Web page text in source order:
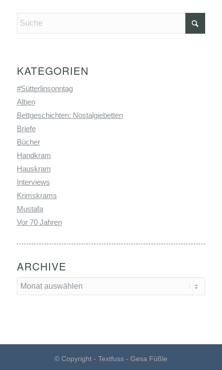
KATEGORIEN
#Sütterlinsonntag
Alben
Bettgeschichten: Nostalgiebetten
Briefe
Bücher
Handkram
Hauskram
Interviews
Krimskrams
Mustafa
Vor 70 Jahren
ARCHIVE
© Copyright - Textfuss - Gesa Füßle